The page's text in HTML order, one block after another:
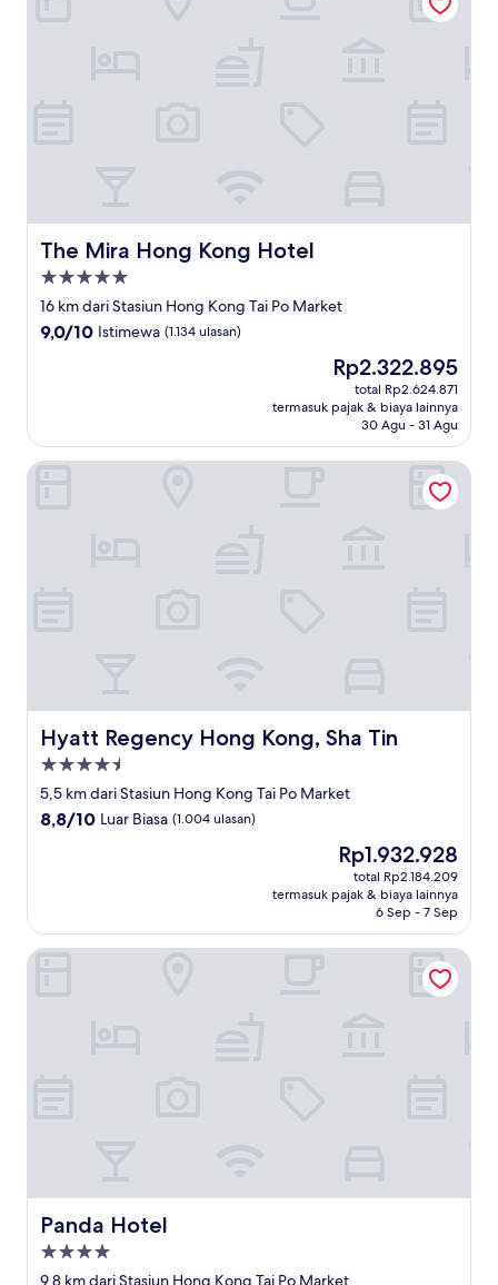
The Mira Hong Kong Hotel
The Mira Hong Kong Hotel
Properti
bintang
5.0
16 km dari Stasiun Hong Kong Tai Po Market
9.0
9,0/10 Istimewa (1.134 ulasan)
Harga
sekarang
Rp2.322.895
Rp2.322.895
total Rp2.624.871
termasuk pajak & biaya lainnya
30 Agu - 31 Agu
Hyatt Regency Hong Kong, Sha Tin
Hyatt Regency Hong Kong, Sha Tin
Properti
bintang
4.5
5,5 km dari Stasiun Hong Kong Tai Po Market
8.8
ulasan)
8,8/10 Luar Biasa (1.004 ulasan)
Harga
sekarang
Rp1.932.928
Rp1.932.928
total Rp2.184.209
termasuk pajak & biaya lainnya
6 Sep - 7 Sep
Hyatt Regency Hong Kong, Sha Tin
Panda Hotel
Panda Hotel
Properti
bintang
9,8 km dari Stasiun Hong Kong Tai Po Market
Panda Hotel